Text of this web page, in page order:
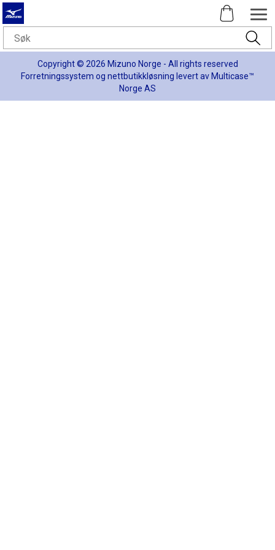
Copyright © 2026 Mizuno Norge - All rights reserved
Forretningssystem og nettbutikkløsning levert av Multicase™
Norge AS